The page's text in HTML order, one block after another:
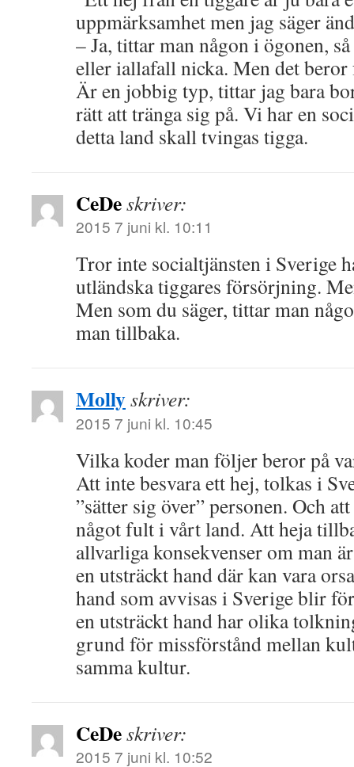
uppmärksamhet men jag säger
– Ja, tittar man någon i ögonen,
eller iallafall nicka. Men det beror
Är en jobbig typ, tittar jag bara
rätt att tränga sig på. Vi har en
detta land skall tvingas tigga.
CeDeskriver:
2015 7 juni kl. 10:11
Tror inte socialtjänsten i Sverige
utländska tiggares försörjning.
Men som du säger, tittar man
man tillbaka.
Mollyskriver:
2015 7 juni kl. 10:45
Vilka koder man följer beror på
Att inte besvara ett hej, tolkas i
”sätter sig över” personen. Och
något fult i vårt land. Att heja
allvarliga konsekvenser om man
en utsträckt hand där kan vara
hand som avvisas i Sverige blir
en utsträckt hand har olika
grund för missförstånd mellan
samma kultur.
CeDeskriver:
2015 7 juni kl. 10:52